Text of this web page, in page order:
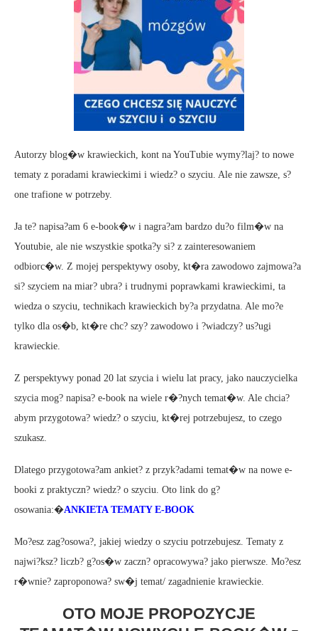
Autorzy blog�w krawieckich, kont na YouTubie wymy?laj? to nowe
tematy z poradami krawieckimi i wiedz? o szyciu. Ale nie zawsze, s?
one trafione w potrzeby.
Ja te? napisa?am 6 e-book�w i nagra?am bardzo du?o film�w na
Youtubie, ale nie wszystkie spotka?y si? z zainteresowaniem
odbiorc�w. Z mojej perspektywy osoby, kt�ra zawodowo zajmowa?a
si? szyciem na miar? ubra? i trudnymi poprawkami krawieckimi, ta
wiedza o szyciu, technikach krawieckich by?a przydatna. Ale mo?e
tylko dla os�b, kt�re chc? szy? zawodowo i ?wiadczy? us?ugi
krawieckie.
Z perspektywy ponad 20 lat szycia i wielu lat pracy, jako nauczycielka
szycia mog? napisa? e-book na wiele r�?nych temat�w. Ale chcia?
abym przygotowa? wiedz? o szyciu, kt�rej potrzebujesz, to czego
szukasz.
Dlatego przygotowa?am ankiet? z przyk?adami temat�w na nowe e-
booki z praktyczn? wiedz? o szyciu. Oto link do g?
osowania:�ANKIETA TEMATY E-BOOK
Mo?esz zag?osowa?, jakiej wiedzy o szyciu potrzebujesz. Tematy z
najwi?ksz? liczb? g?os�w zaczn? opracowywa? jako pierwsze. Mo?esz
r�wnie? zaproponowa? sw�j temat/ zagadnienie krawieckie.
OTO MOJE PROPOZYCJE